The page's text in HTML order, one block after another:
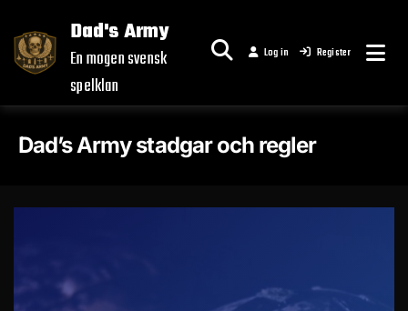
content
Dad's Army
En mogen svensk
spelklan
Log in Register
Dad’s Army stadgar och regler